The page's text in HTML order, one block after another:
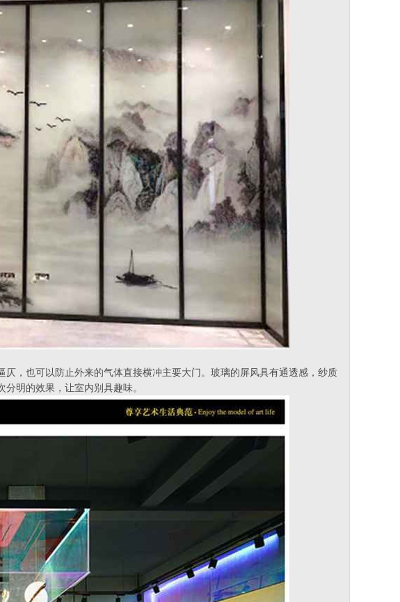
，也可以防止外来的气体直接横冲主要大门。玻璃的屏风具有通透感，纱质
明的效果，让室内别具趣味。